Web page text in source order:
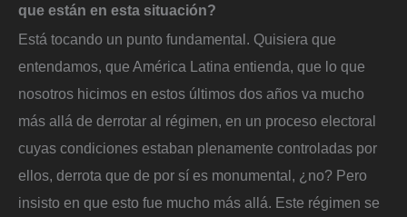
que están en esta situación?
Está tocando un punto fundamental. Quisiera que
entendamos, que América Latina entienda, que lo que
nosotros hicimos en estos últimos dos años va mucho
más allá de derrotar al régimen, en un proceso electoral
cuyas condiciones estaban plenamente controladas por
ellos, derrota que de por sí es monumental, ¿no? Pero
insisto en que esto fue mucho más allá. Este régimen se